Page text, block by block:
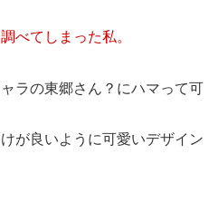
べてしまった私。
ラの東郷さん？にハマって可
が良いように可愛いデザイン